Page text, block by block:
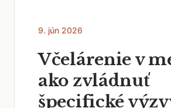
9. jún 2026
Včelárenie v
ako zvládnuť
špecifické